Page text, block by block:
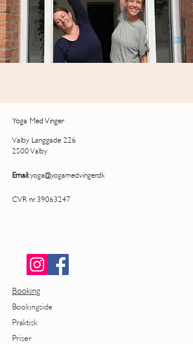
Yoga Med Vinger
Valby Langgade 226
2500 Valby
Email:yoga@yogamedvinger.dk
CVR nr. 39063247
Booking
Bookingside
Praktisk
Priser